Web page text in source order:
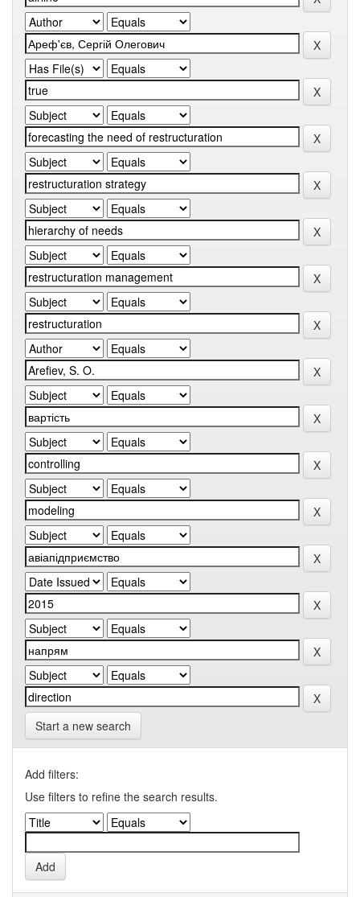
Start a new search
Add filters:
Use filters to refine the search results.